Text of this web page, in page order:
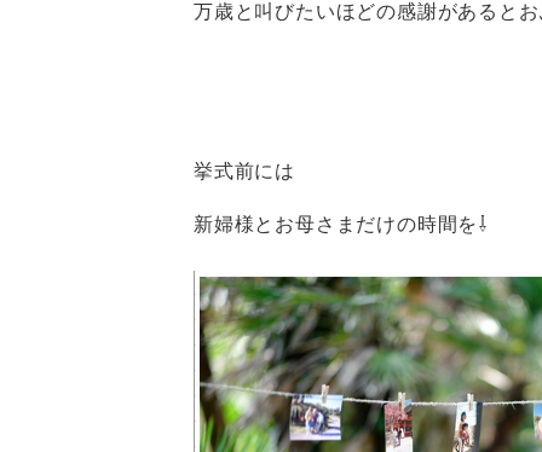
万歳と叫びたいほどの感謝があると
挙式前には
新婦様とお母さまだけの時間を⇩